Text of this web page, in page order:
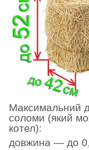
Максимальний
соломи (який
котел):
довжина — до